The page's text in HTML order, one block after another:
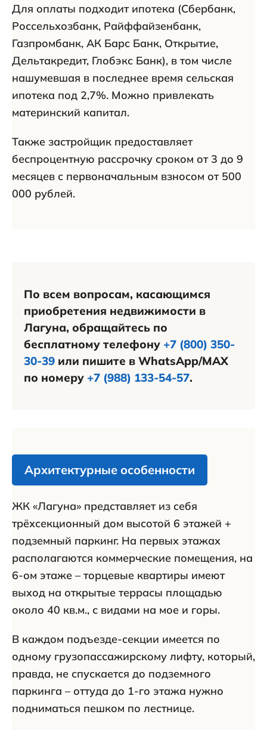
Для оплаты подходит ипотека (Сбербанк,
Россельхозбанк, Райффайзенбанк,
Газпромбанк, АК Барс Банк, Открытие,
Дельтакредит, Глобэкс Банк), в том числе
нашумевшая в последнее время сельская
ипотека под 2,7%. Можно привлекать
материнский капитал.
Также застройщик предоставляет
беспроцентную рассрочку сроком от 3 до 9
месяцев с первоначальным взносом от 500
000 рублей.
По всем вопросам, касающимся
приобретения недвижимости в
Лагуна, обращайтесь по
бесплатному телефону +7 (800) 350-
30-39 или пишите в WhatsApp/MAX
по номеру +7 (988) 133-54-57.
Архитектурные особенности
ЖК «Лагуна» представляет из себя
трёхсекционный дом высотой 6 этажей +
подземный паркинг. На первых этажах
располагаются коммерческие помещения, на
6-ом этаже – торцевые квартиры имеют
выход на открытые террасы площадью
около 40 кв.м., с видами на мое и горы.
В каждом подъезде-секции имеется по
одному грузопассажирскому лифту, который,
правда, не спускается до подземного
паркинга – оттуда до 1-го этажа нужно
подниматься пешком по лестнице.